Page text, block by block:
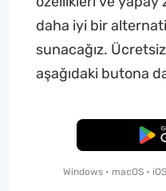
daha iyi bir
sunacağız.
aşağıdaki butona
Windows • macOS •